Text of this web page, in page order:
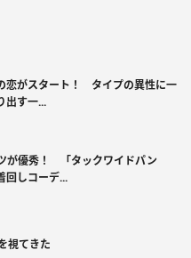
恋がスタート！ タイプの異性に一
す一...
が優秀！ 「タックワイドパン
回しコーデ...
視てきた